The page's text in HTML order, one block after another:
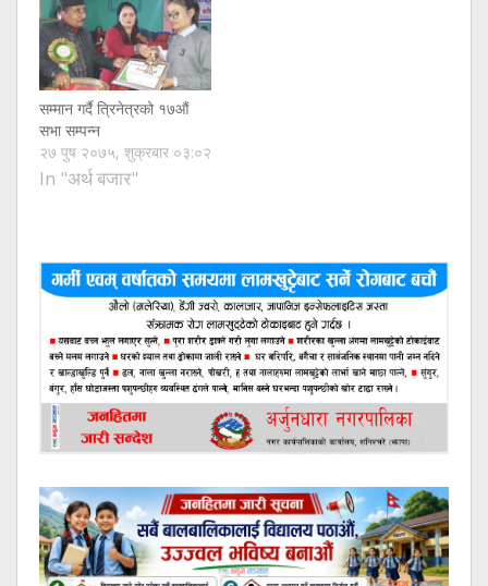
सम्मान गर्दै त्रिनेत्रको १७औं
सभा सम्पन्न
२७ पुष २०७५, शुक्रबार ०३:०२
In "अर्थ बजार"